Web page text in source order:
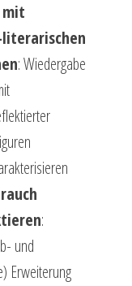
mit
: Wiedergabe
:
und
Erweiterung